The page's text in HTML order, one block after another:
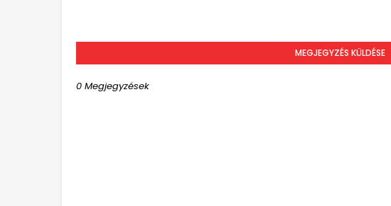
MEGJEGYZÉS KÜLDÉSE
0 Megjegyzések